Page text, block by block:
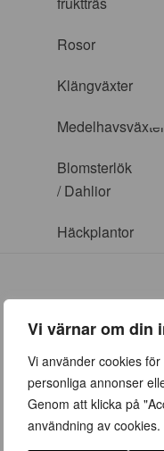
Vi värnar om din
Vi använder cookies
personliga annonser
Genom att klicka på
användning av cookies.
Rosor
Klängväxter
Medelhavsväxter
Blomsterlök
/ Dahlior
Häckplantor
Vår (23 mars
Vardagar 09:00
Lördag 10:00 –